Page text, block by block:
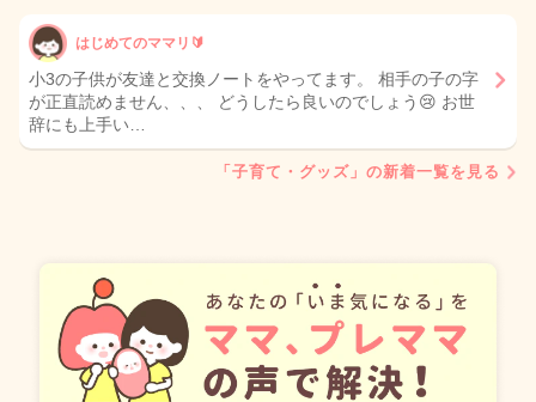
はじめてのママリ🔰
小3の子供が友達と交換ノートをやってます。 相手の子の字
が正直読めません、、、 どうしたら良いのでしょう😢 お世
辞にも上手い…
「子育て・グッズ」の新着一覧を見る